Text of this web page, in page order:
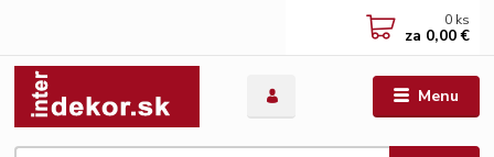
Menu
0 ks
za 0,00 €